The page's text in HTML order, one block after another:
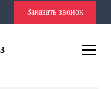
Заказать звонок